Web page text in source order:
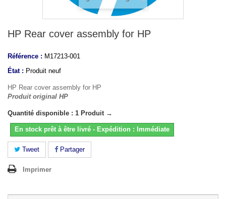
HP Rear cover assembly for HP
Référence : M17213-001
État : Produit neuf
HP Rear cover assembly for HP
Produit original HP
Quantité disponible : 1 Produit →
En stock prêt à être livré - Expédition : Immédiate
Tweet Partager
Imprimer